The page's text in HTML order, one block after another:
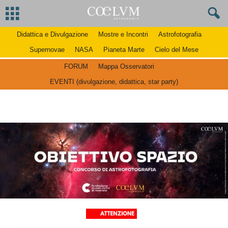
Didattica e Divulgazione Mostre e Incontri
Astrofotografia
Supernovae
NASA Pianeta Marte Cielo del Mese
FORUM
Mappa Osservatori
EVENTI (divulgazione, didattica, star party)